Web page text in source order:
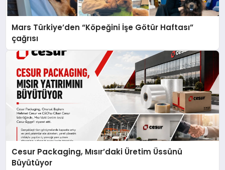
Mars Türkiye’den “Köpeğini İşe Götür Haftası”
çağrısı
Cesur Packaging, Mısır’daki Üretim Üssünü
Büyütüyor